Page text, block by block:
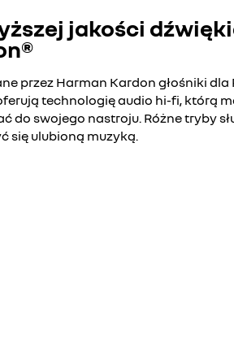
jakości
przez Harman Kardon głośniki dla
technologię audio hi-fi, którą
do swojego nastroju. Różne tryby
się ulubioną muzyką.